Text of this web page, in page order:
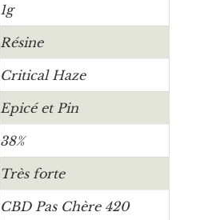
1g
Résine
Critical Haze
Epicé et Pin
38%
Très forte
CBD Pas Chère 420